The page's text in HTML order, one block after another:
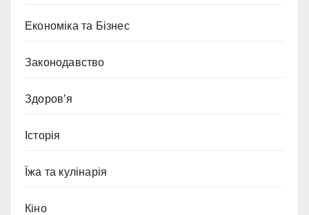
Економіка та Бізнес
Законодавство
Здоров’я
Історія
Їжа та кулінарія
Кіно